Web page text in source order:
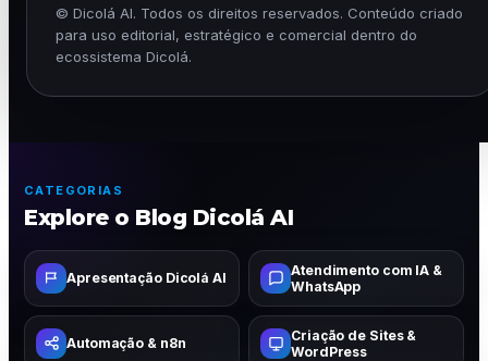
© Dicolá AI. Todos os direitos reservados. Conteúdo criado
para uso editorial, estratégico e comercial dentro do
ecossistema Dicolá.
CATEGORIAS
Explore o Blog Dicolá AI
Apresentação Dicolá AI
Atendimento com IA &
WhatsApp
Automação & n8n
Criação de Sites &
WordPress